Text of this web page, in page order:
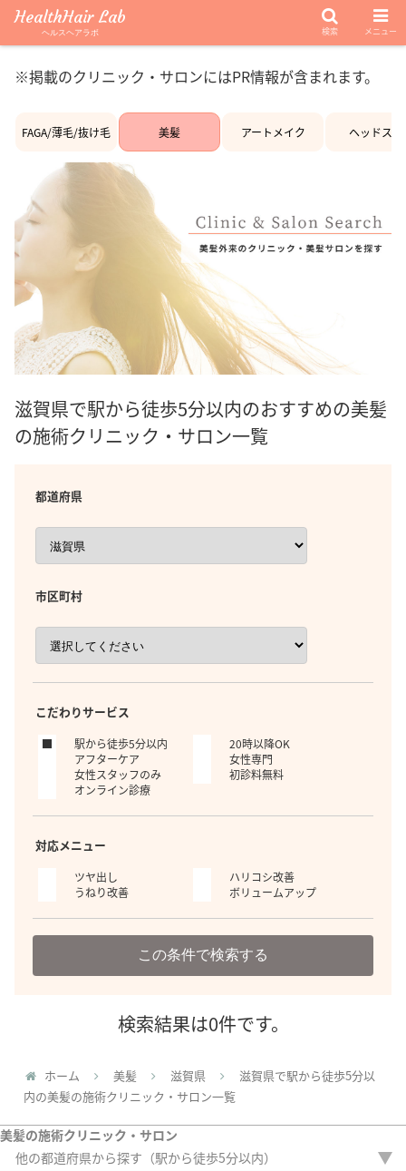
※掲載のクリニック・サロンにはPR情報が含まれます。
FAGA/薄毛/抜け毛 美髪 アートメイク ヘッドスパ
滋賀県で駅から徒歩5分以内のおすすめの美髪
の施術クリニック・サロン一覧
都道府県
市区町村
こだわりサービス
駅から徒歩5分以内
20時以降OK
アフターケア
女性専門
女性スタッフのみ
初診料無料
オンライン診療
対応メニュー
ツヤ出し
ハリコシ改善
うねり改善
ボリュームアップ
この条件で検索する
検索結果は0件です。
ホーム 美髪 滋賀県
滋賀県で駅から徒歩5分以
内の美髪の施術クリニック・サロン一覧
美髪の施術クリニック・サロン
他の都道府県から探す（駅から徒歩5分以内）
HealthHair Lab
ヘルスヘアラボ 検索 メニュー